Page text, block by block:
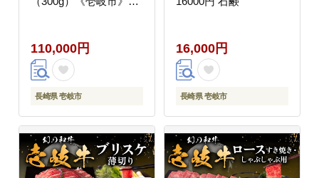
落し 薄切り すき焼き
しゃぶしゃぶ カレー シ
チュー 煮込み 定期便
100000 100000円 10万
110,000円
長崎県 壱岐市
16,000円
長崎県 壱岐市